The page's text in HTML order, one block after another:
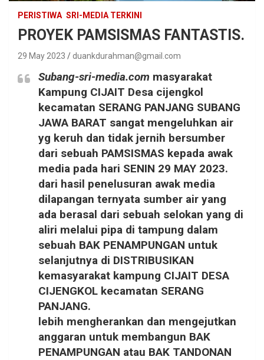
PERISTIWA SRI-MEDIA TERKINI
PROYEK PAMSISMAS FANTASTIS.
29 May 2023 duankdurahman@gmail.com
Subang-sri-media.com masyarakat
Kampung CIJAIT Desa cijengkol
kecamatan SERANG PANJANG SUBANG
JAWA BARAT sangat mengeluhkan air
yg keruh dan tidak jernih bersumber
dari sebuah PAMSISMAS kepada awak
media pada hari SENIN 29 MAY 2023.
dari hasil penelusuran awak media
dilapangan ternyata sumber air yang
ada berasal dari sebuah selokan yang di
aliri melalui pipa di tampung dalam
sebuah BAK PENAMPUNGAN untuk
selanjutnya di DISTRIBUSIKAN
kemasyarakat kampung CIJAIT DESA
CIJENGKOL kecamatan SERANG
PANJANG.
lebih mengherankan dan mengejutkan
anggaran untuk membangun BAK
PENAMPUNGAN atau BAK TANDONAN